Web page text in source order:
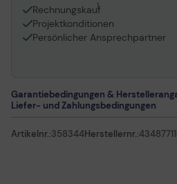
Rechnungskauf
1
Projektkonditionen
Persönlicher Ansprechpartner
Garantiebedingungen &
Liefer- und Zahlungsbedingungen
Artikelnr.:358344Herstellernr.:43487711